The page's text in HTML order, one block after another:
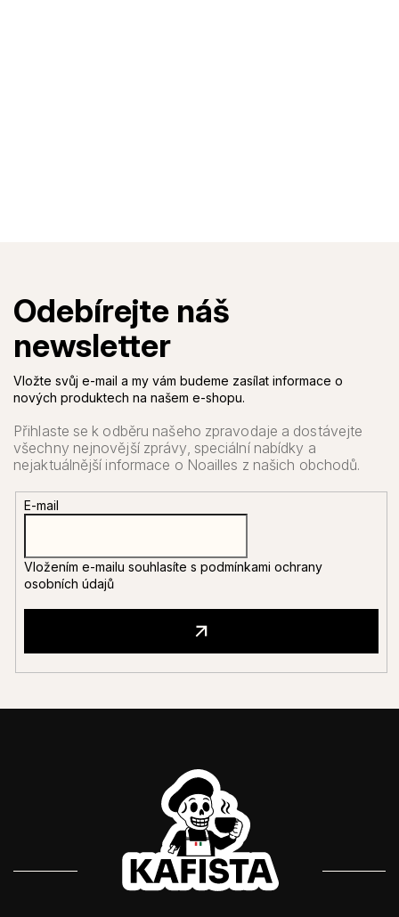
Vložte svůj e-mail a my vám budeme zasílat informace o
nových produktech na našem e-shopu.
E-mail
Vložením e-mailu souhlasíte s podmínkami ochrany
osobních údajů